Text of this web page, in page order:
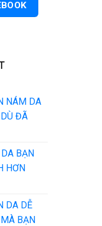
NÁM DA
ĐÃ
BẠN
HƠN
DA DỄ
BẠN